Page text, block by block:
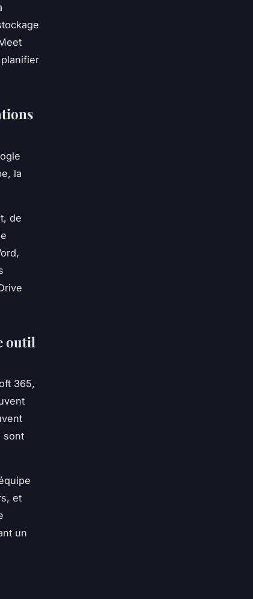
la
de
outil
365,
sont
et
un